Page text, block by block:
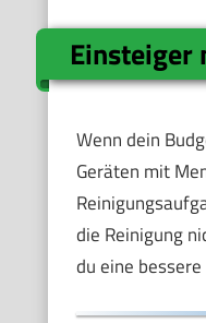
Einsteiger
Wenn dein
Geräten mit
die Reinigung
du eine